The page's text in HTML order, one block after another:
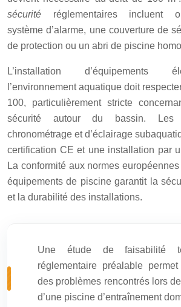
sécurité réglementaires incluent
système d’alarme, une couverture de
de protection ou un abri de piscine
L’installation d’équipements
l’environnement aquatique doit
100, particulièrement stricte
sécurité autour du bassin. Les
chronométrage et d’éclairage
certification CE et une installation par
La conformité aux normes
équipements de piscine garantit la
et la durabilité des installations.
Une étude de faisabilité
réglementaire préalable permet
des problèmes rencontrés lors
d’une piscine d’entraînement